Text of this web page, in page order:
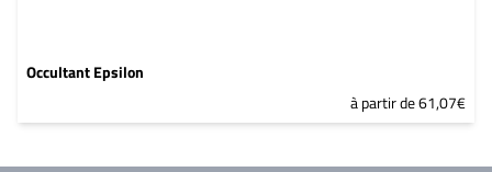
Occultant Epsilon
à partir de 61,07€